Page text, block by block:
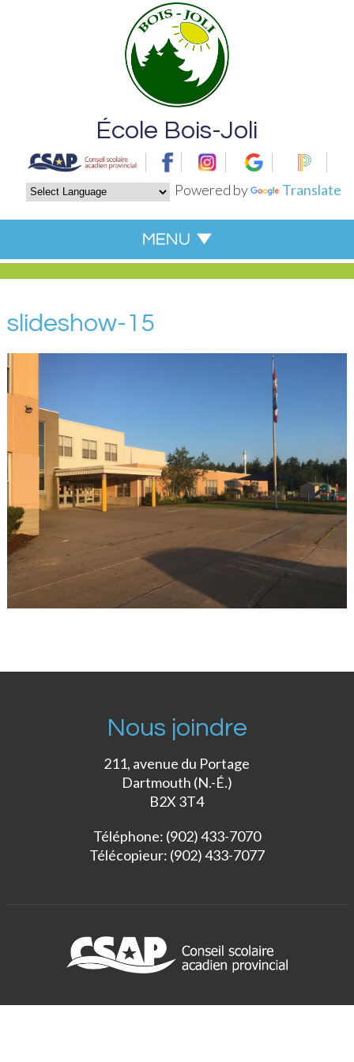
Powered by Translate
École Bois-Joli
slideshow-15
Nous joindre
211, avenue du Portage
Dartmouth (N.-É.)
B2X 3T4
Téléphone: (902) 433-7070
Télécopieur: (902) 433-7077